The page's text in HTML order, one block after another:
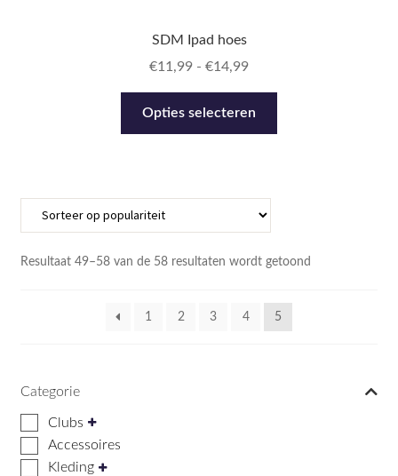
SDM Ipad hoes
€11,99 - €14,99Prijsklasse:
tot
€14,99
Opties selecteren
kan
worden
op
Resultaat 49–58 van de 58 resultaten wordt getoond
1
2 3 4 5
Categorie
Clubs
Accessoires
Kleding